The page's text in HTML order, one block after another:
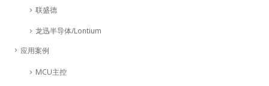
联盛德
龙迅半导体/Lontium
应用案例
MCU主控